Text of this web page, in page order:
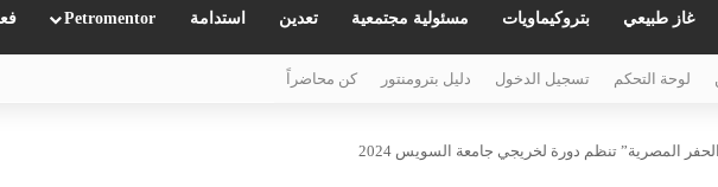
غاز طبيعي بتروكيماويات مسئولية مجتمعية تعدين استدامة Petromentor
لوحة التحكم تسجيل الدخول دليل بترومنتور كن محاضراً
المصرية” تنظم دورة لخريجي جامعة السويس 2024